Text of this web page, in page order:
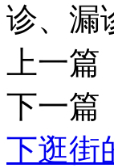
诊、漏
上一篇
下一篇
下逛街